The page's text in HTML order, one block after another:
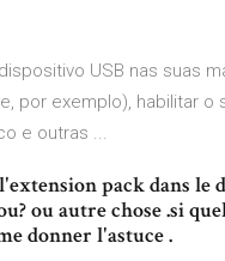
USB nas suas
por exemplo), habilitar o
e outras ...
pack dans le
ou autre chose .si
donner l'astuce .